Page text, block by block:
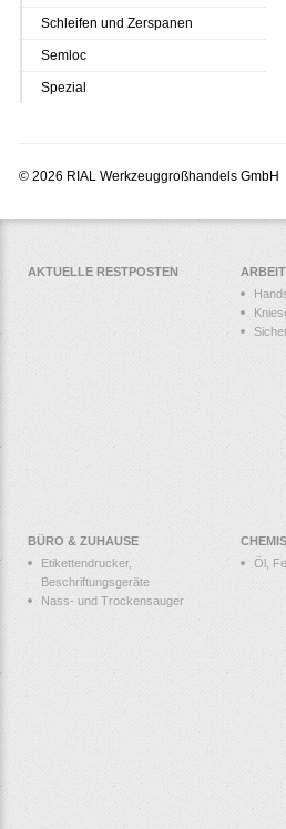
Schleifen und Zerspanen
Semloc
Spezial
© 2026 RIAL Werkzeuggroßhandels GmbH
AKTUELLE RESTPOSTEN
BÜRO & ZUHAUSE
Etikettendrucker,
Beschriftungsgeräte
Nass- und Trockensauger
Öl,